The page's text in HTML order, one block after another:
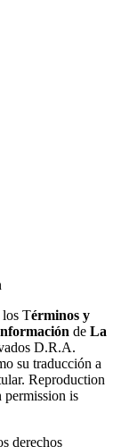
los Términos y
de La
D.R.A.
su traducción a
Reproduction
is
derechos